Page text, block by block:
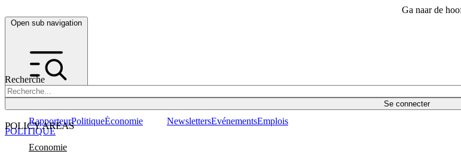
Ga naar de
Open sub navigation
Recherche
Se connecter
POLICY AREAS
Economie
RapporteurPolitiqueÉconomie NewslettersEvénementsEmplois
POLITIQUE